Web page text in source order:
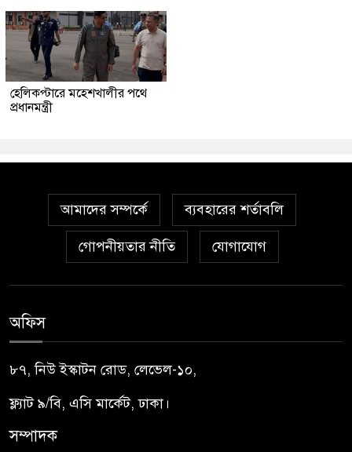
হেলিকপ্টারে মহেশখালীর পথে
প্রধানমন্ত্রী
আমাদের সম্পর্কে ব্যবহারের শর্তাবলি
গোপনীয়তার নীতি যোগাযোগ
অফিস
৮৭, নিউ ইস্কাটন রোড, লেভেল-১০,
ফ্ল্যাট ৯/বি, এসি মার্কেট, ঢাকা।
সম্পাদক